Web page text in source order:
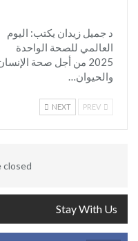
د جميل زيدان يكتب: اليوم
العالمي للصحة الواحدة
2025 من أجل صحة
والحيوان…
NEXT
Stay With Us